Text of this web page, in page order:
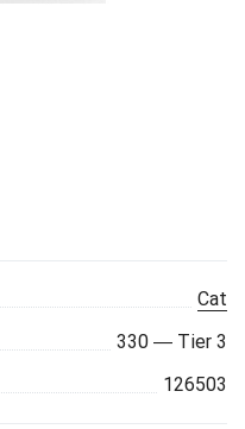
Cat
330 ― Tier 3
126503